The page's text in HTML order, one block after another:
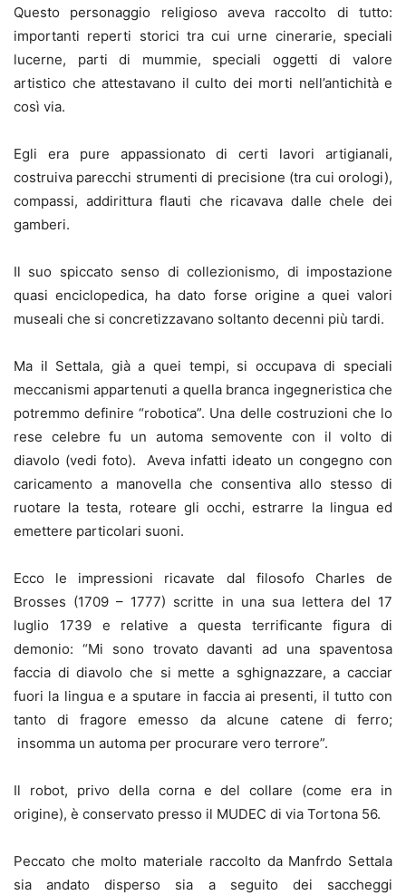
Questo personaggio religioso aveva raccolto di tutto:
importanti reperti storici tra cui urne cinerarie, speciali
lucerne, parti di mummie, speciali oggetti di valore
artistico che attestavano il culto dei morti nell’antichità e
così via.
Egli era pure appassionato di certi lavori artigianali,
costruiva parecchi strumenti di precisione (tra cui orologi),
compassi, addirittura flauti che ricavava dalle chele dei
gamberi.
Il suo spiccato senso di collezionismo, di impostazione
quasi enciclopedica, ha dato forse origine a quei valori
museali che si concretizzavano soltanto decenni più tardi.
Ma il Settala, già a quei tempi, si occupava di speciali
meccanismi appartenuti a quella branca ingegneristica che
potremmo definire “robotica”. Una delle costruzioni che lo
rese celebre fu un automa semovente con il volto di
diavolo (vedi foto). Aveva infatti ideato un congegno con
caricamento a manovella che consentiva allo stesso di
ruotare la testa, roteare gli occhi, estrarre la lingua ed
emettere particolari suoni.
Ecco le impressioni ricavate dal filosofo Charles de
Brosses (1709 – 1777) scritte in una sua lettera del 17
luglio 1739 e relative a questa terrificante figura di
demonio: “Mi sono trovato davanti ad una spaventosa
faccia di diavolo che si mette a sghignazzare, a cacciar
fuori la lingua e a sputare in faccia ai presenti, il tutto con
tanto di fragore emesso da alcune catene di ferro;
insomma un automa per procurare vero terrore”.
Il robot, privo della corna e del collare (come era in
origine), è conservato presso il MUDEC di via Tortona 56.
Peccato che molto materiale raccolto da Manfrdo Settala
sia andato disperso sia a seguito dei saccheggi